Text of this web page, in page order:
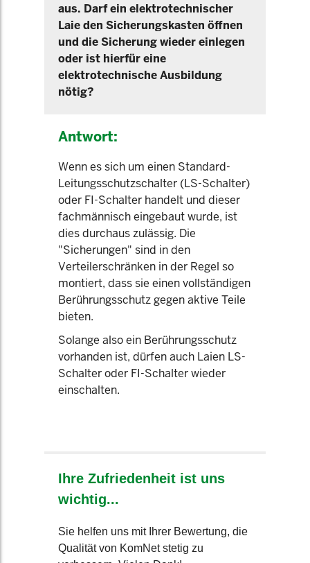
aus. Darf ein elektrotechnischer
Laie den Sicherungskasten öffnen
und die Sicherung wieder einlegen
oder ist hierfür eine
elektrotechnische Ausbildung
nötig?
Antwort:
Wenn es sich um einen Standard-
Leitungsschutzschalter (LS-Schalter)
oder FI-Schalter handelt und dieser
fachmännisch eingebaut wurde, ist
dies durchaus zulässig. Die
"Sicherungen" sind in den
Verteilerschränken in der Regel so
montiert, dass sie einen vollständigen
Berührungsschutz gegen aktive Teile
bieten.
Solange also ein Berührungsschutz
vorhanden ist, dürfen auch Laien LS-
Schalter oder FI-Schalter wieder
einschalten.